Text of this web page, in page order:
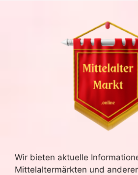
Wir bieten aktuelle
Mittelaltermärkten und